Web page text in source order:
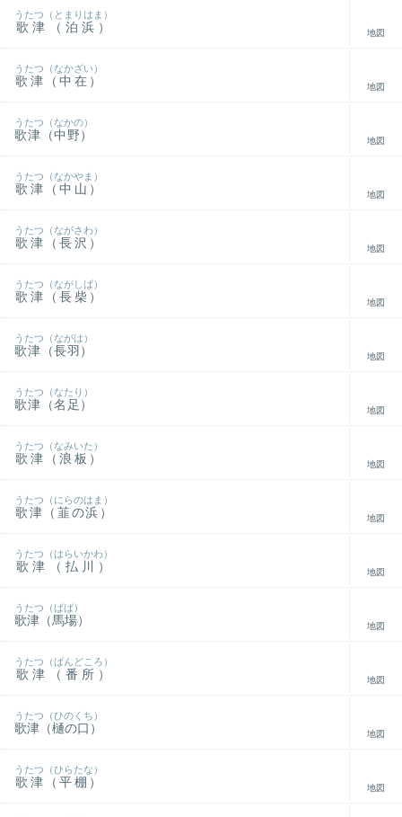
歌津（泊浜）
うたつ（とまりはま）
地図
歌津（中在）
うたつ（なかざい）
地図
歌津（中野）
うたつ（なかの）
地図
歌津（中山）
うたつ（なかやま）
地図
歌津（長沢）
うたつ（ながさわ）
地図
歌津（長柴）
うたつ（ながしば）
地図
歌津（長羽）
うたつ（ながは）
地図
歌津（名足）
うたつ（なたり）
地図
歌津（浪板）
うたつ（なみいた）
地図
歌津（韮の浜）
うたつ（にらのはま）
地図
歌津（払川）
うたつ（はらいかわ）
地図
歌津（馬場）
うたつ（ばば）
地図
歌津（番所）
うたつ（ばんどころ）
地図
歌津（樋の口）
うたつ（ひのくち）
地図
歌津（平棚）
うたつ（ひらたな）
地図